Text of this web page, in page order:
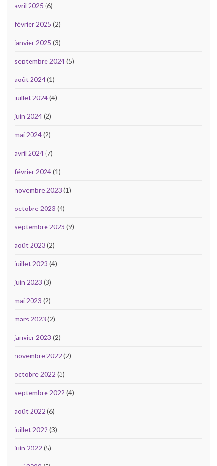
avril 2025 (6)
février 2025 (2)
janvier 2025 (3)
septembre 2024(5)
août 2024(1)
juillet 2024(4)
juin 2024(2)
mai 2024(2)
avril 2024(7)
février 2024(1)
novembre 2023 (1)
octobre 2023 (4)
septembre 2023 (9)
août 2023 (2)
juillet 2023 (4)
juin 2023 (3)
mai 2023 (2)
mars 2023 (2)
janvier 2023 (2)
novembre 2022 (2)
octobre 2022 (3)
septembre 2022 (4)
août 2022 (6)
juillet 2022 (3)
juin 2022 (5)